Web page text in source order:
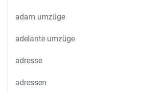
adam umzüge
adelante umzüge
adresse
adressen